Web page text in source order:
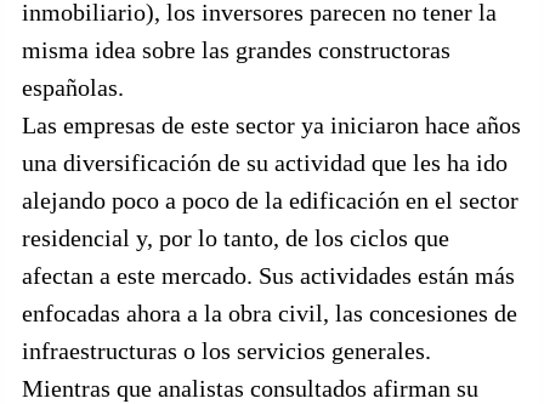
inmobiliario), los inversores parecen no tener la
misma idea sobre las grandes constructoras
españolas.
Las empresas de este sector ya iniciaron hace años
una diversificación de su actividad que les ha ido
alejando poco a poco de la edificación en el sector
residencial y, por lo tanto, de los ciclos que
afectan a este mercado. Sus actividades están más
enfocadas ahora a la obra civil, las concesiones de
infraestructuras o los servicios generales.
Mientras que analistas consultados afirman su